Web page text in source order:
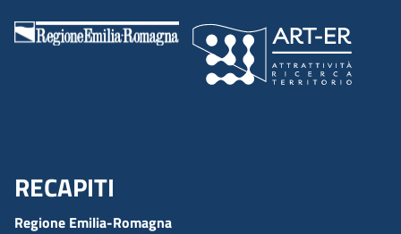
Menu Footer
RECAPITI
Regione Emilia-Romagna